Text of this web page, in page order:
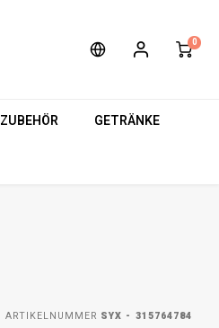
0
ZUBEHÖR GETRÄNKE
ARTIKELNUMMER SYX - 315764784